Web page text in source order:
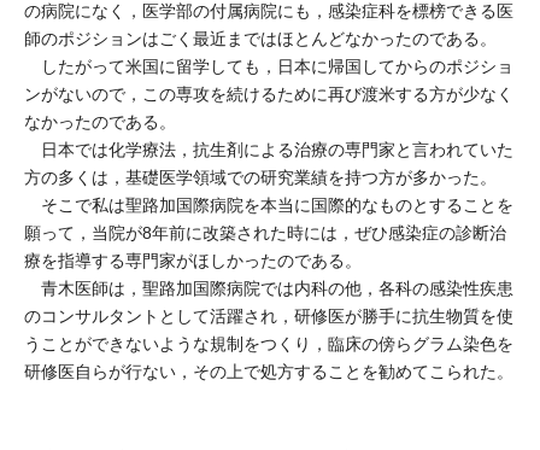
の病院になく，医学部の付属病院にも，感染症科を標榜できる医
師のポジションはごく最近まではほとんどなかったのである。
したがって米国に留学しても，日本に帰国してからのポジショ
ンがないので，この専攻を続けるために再び渡米する方が少なく
なかったのである。
日本では化学療法，抗生剤による治療の専門家と言われていた
方の多くは，基礎医学領域での研究業績を持つ方が多かった。
そこで私は聖路加国際病院を本当に国際的なものとすることを
願って，当院が8年前に改築された時には，ぜひ感染症の診断治
療を指導する専門家がほしかったのである。
青木医師は，聖路加国際病院では内科の他，各科の感染性疾患
のコンサルタントとして活躍され，研修医が勝手に抗生物質を使
うことができないような規制をつくり，臨床の傍らグラム染色を
研修医自らが行ない，その上で処方することを勧めてこられた。